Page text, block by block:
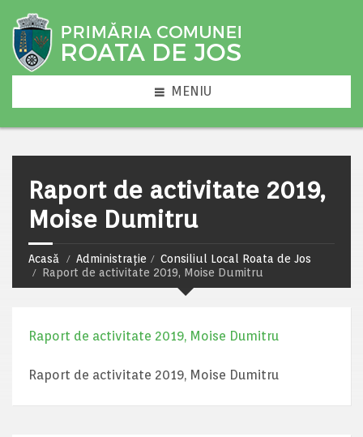
MENIU
Raport de activitate 2019,
Moise Dumitru
Acasă Administrație
Consiliul Local Roata de Jos
Raport de activitate 2019, Moise Dumitru
Raport de activitate 2019, Moise Dumitru
Raport de activitate 2019, Moise Dumitru